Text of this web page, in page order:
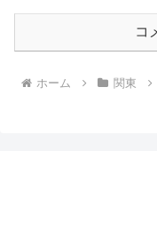
コ
ホーム 関東